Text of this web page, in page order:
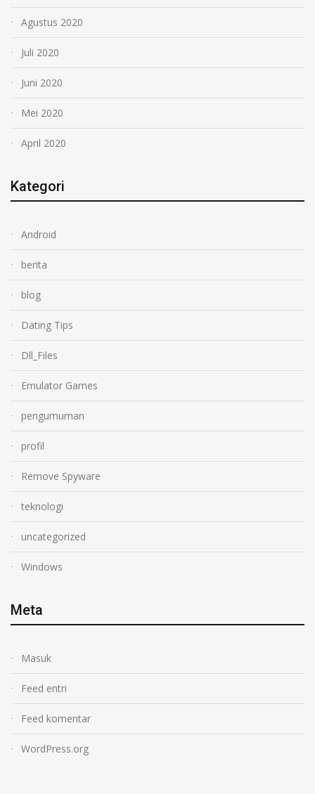
Agustus 2020
Juli 2020
Juni 2020
Mei 2020
April 2020
Kategori
Android
berita
blog
Dating Tips
Dll_Files
Emulator Games
pengumuman
profil
Remove Spyware
teknologi
uncategorized
Windows
Meta
Masuk
Feed entri
Feed komentar
WordPress.org